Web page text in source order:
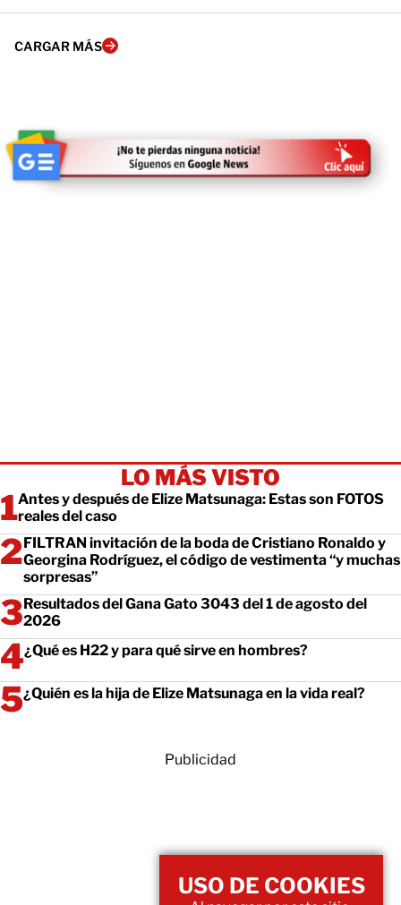
CARGAR MÁS
LO MÁS VISTO
Antes y después de Elize Matsunaga: Estas son FOTOS
reales del caso
FILTRAN invitación de la boda de Cristiano Ronaldo y
Georgina Rodríguez, el código de vestimenta “y muchas
sorpresas”
Resultados del Gana Gato 3043 del 1 de agosto del
2026
¿Qué es H22 y para qué sirve en hombres?
¿Quién es la hija de Elize Matsunaga en la vida real?
Publicidad
USO DE COOKIES